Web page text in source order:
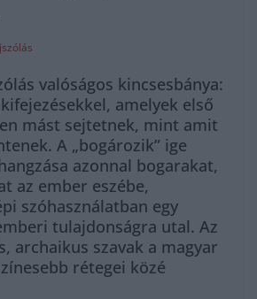
valóságos kincsesbánya:
amelyek első
mást sejtetnek, mint amit
A „bogározik” ige
azonnal bogarakat,
az ember eszébe,
szóhasználatban egy
tulajdonságra utal. Az
archaikus szavak a magyar
rétegei közé